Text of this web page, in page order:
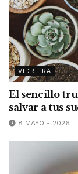
VIDRIERA
El sencillo
salvar a tus
8 MAYO - 2026